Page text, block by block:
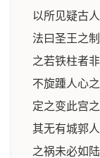
以所见疑古
法曰圣王之
之若铁柱者
不旋踵人心
定之变此宫
其无有城郭
之祸未必如